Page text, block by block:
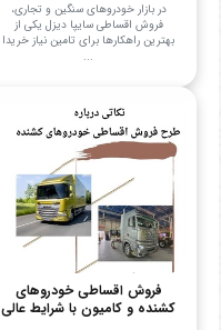
در بازار خودروهای سنگین و تجاری،
فروش اقساطی سایپا دیزل یکی از
بهترین راهکارها برای تامین نیاز خریدا
...
فروش اقساطی خودروهای
کشنده و کامیون با شرایط عالی